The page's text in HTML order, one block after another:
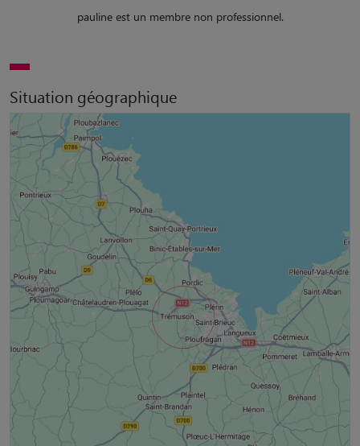
pauline est un membre non professionnel.
Situation géographique